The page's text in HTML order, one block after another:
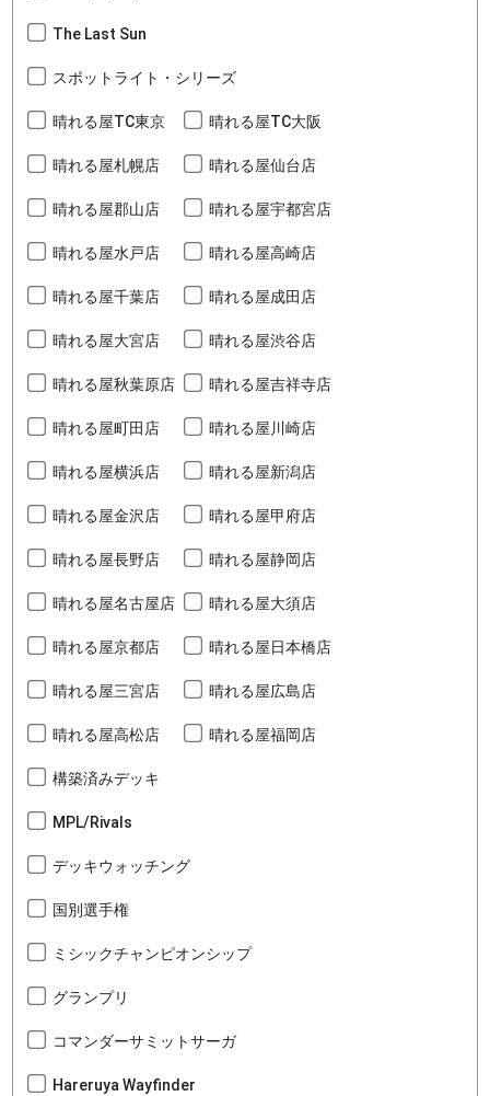
The Last Sun
スポットライト・シリーズ
晴れる屋TC東京 晴れる屋TC大阪
晴れる屋札幌店 晴れる屋仙台店
晴れる屋郡山店 晴れる屋宇都宮店
晴れる屋水戸店 晴れる屋高崎店
晴れる屋千葉店 晴れる屋成田店
晴れる屋大宮店 晴れる屋渋谷店
晴れる屋秋葉原店 晴れる屋吉祥寺店
晴れる屋町田店 晴れる屋川崎店
晴れる屋横浜店 晴れる屋新潟店
晴れる屋金沢店 晴れる屋甲府店
晴れる屋長野店 晴れる屋静岡店
晴れる屋名古屋店 晴れる屋大須店
晴れる屋京都店 晴れる屋日本橋店
晴れる屋三宮店 晴れる屋広島店
晴れる屋高松店 晴れる屋福岡店
構築済みデッキ
MPL/Rivals
デッキウォッチング
国別選手権
ミシックチャンピオンシップ
グランプリ
コマンダーサミットサーガ
Hareruya Wayfinder